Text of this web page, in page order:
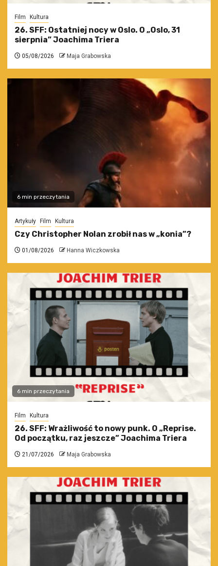
Film Kultura
26. SFF: Ostatniej nocy w Oslo. O „Oslo, 31
sierpnia” Joachima Triera
05/08/2026 Maja Grabowska
6 min przeczytania
Artykuły Film Kultura
Czy Christopher Nolan zrobił nas w „konia”?
01/08/2026 Hanna Wiczkowska
6 min przeczytania
Film Kultura
26. SFF: Wrażliwość to nowy punk. O „Reprise.
Od początku, raz jeszcze” Joachima Triera
21/07/2026 Maja Grabowska